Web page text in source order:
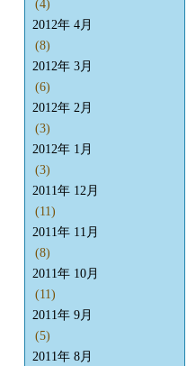
(4)
2012年 4月
(8)
2012年 3月
(6)
2012年 2月
(3)
2012年 1月
(3)
2011年 12月
(11)
2011年 11月
(8)
2011年 10月
(11)
2011年 9月
(5)
2011年 8月